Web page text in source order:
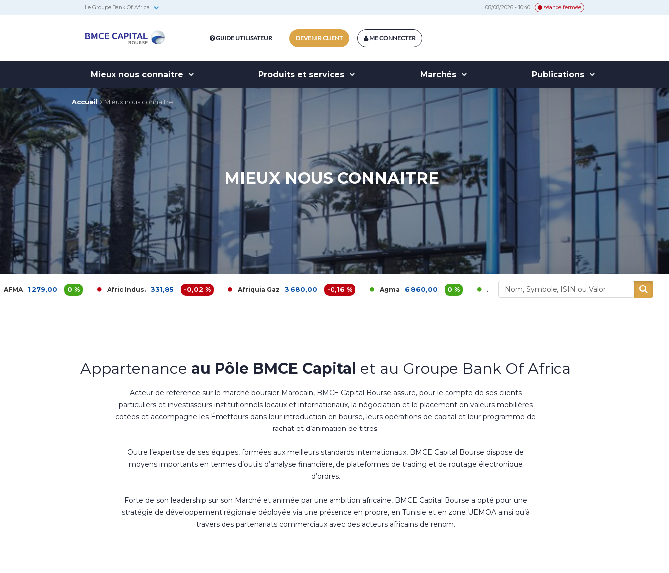
Le Groupe Bank Of Africa 08/08/2026 - 10:40 séance fermée
Bourse
ME CONNECTER
DEVENIR CLIENT
GUIDE UTILISATEUR
Mieux nous connaitre Produits et services Marchés Publications
Accueil Mieux nous connaitre
MIEUX NOUS CONNAITRE
0 % Afric Indus. 331,85 -0,02 % Afriquia Gaz 3 680,00 -0,16 % Agma 6 860,00 0 % Akdital 1 200,00 3,9 % Alliances 400,00 5,26 %
Appartenance au Pôle BMCE Capital et au Groupe Bank Of Africa
Acteur de référence sur le marché boursier Marocain, BMCE Capital Bourse assure, pour le compte de ses clients
particuliers et investisseurs institutionnels locaux et internationaux, la négociation et le placement en valeurs mobilières
cotées et accompagne les Émetteurs dans leur introduction en bourse, leurs opérations de capital et leur programme de
rachat et d’animation de titres.
Outre l’expertise de ses équipes, formées aux meilleurs standards internationaux, BMCE Capital Bourse dispose de
moyens importants en termes d’outils d’analyse financière, de plateformes de trading et de routage électronique
d’ordres.
Forte de son leadership sur son Marché et animée par une ambition africaine, BMCE Capital Bourse a opté pour une
stratégie de développement régionale déployée via une présence en propre, en Tunisie et en zone UEMOA ainsi qu’à
travers des partenariats commerciaux avec des acteurs africains de renom.